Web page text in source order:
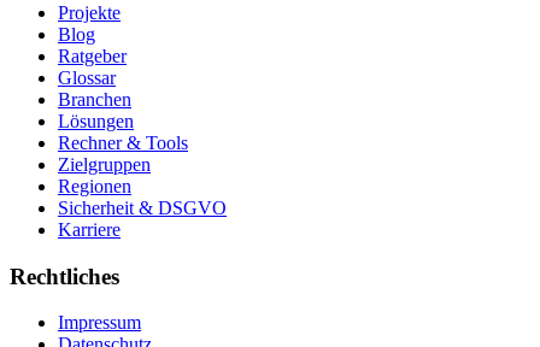
Projekte
Blog
Ratgeber
Glossar
Branchen
Lösungen
Rechner & Tools
Zielgruppen
Regionen
Sicherheit & DSGVO
Karriere
Rechtliches
Impressum